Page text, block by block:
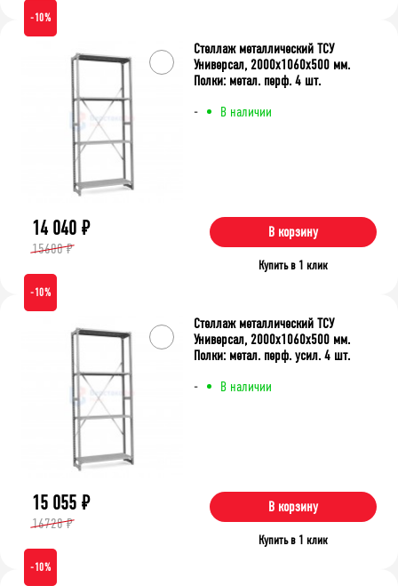
-10%
- В наличии
Стеллаж металлический ТСУ
Универсал, 2000x1060x500 мм.
Полки: метал. перф. 4 шт.
14 040 ₽
15600 ₽
В корзину
Купить в 1 клик
-10%
- В наличии
Стеллаж металлический ТСУ
Универсал, 2000x1060x500 мм.
Полки: метал. перф. усил. 4 шт.
15 055 ₽
16728 ₽
В корзину
Купить в 1 клик
-10%